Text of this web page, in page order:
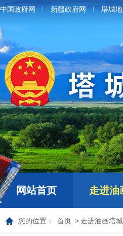
中国政府网 新疆政府网 塔城
网站首页 走进油
您的位置： 首页 > 走进油画塔城